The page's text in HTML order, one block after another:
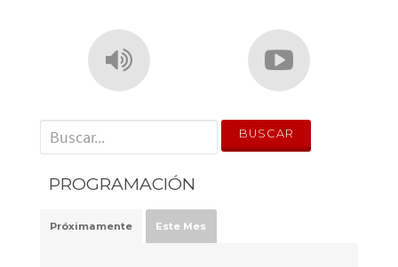
' . __('Search for:') . '
PROGRAMACIÓN
Próximamente Este Mes